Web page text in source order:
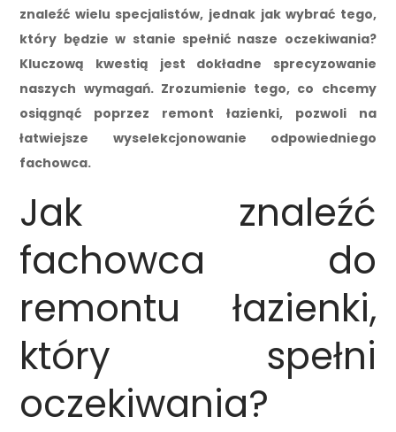
znaleźć wielu specjalistów, jednak jak wybrać tego,
który będzie w stanie spełnić nasze oczekiwania?
Kluczową kwestią jest dokładne sprecyzowanie
naszych wymagań. Zrozumienie tego, co chcemy
osiągnąć poprzez remont łazienki, pozwoli na
łatwiejsze wyselekcjonowanie odpowiedniego
fachowca.
Jak znaleźć
fachowca do
remontu łazienki,
który spełni
oczekiwania?